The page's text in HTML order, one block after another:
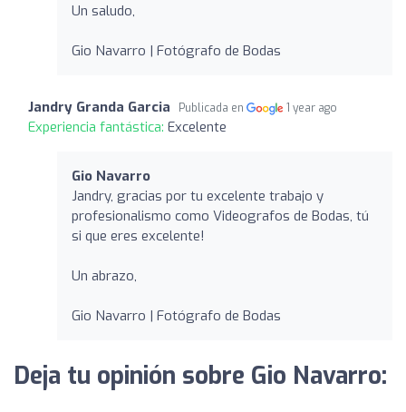
Un saludo,
Gio Navarro | Fotógrafo de Bodas
Jandry Granda Garcia Publicada en 1 year ago
Experiencia fantástica: Excelente
Gio Navarro
Jandry, gracias por tu excelente trabajo y
profesionalismo como Videografos de Bodas, tú
si que eres excelente!
Un abrazo,
Gio Navarro | Fotógrafo de Bodas
Deja tu opinión sobre Gio Navarro: